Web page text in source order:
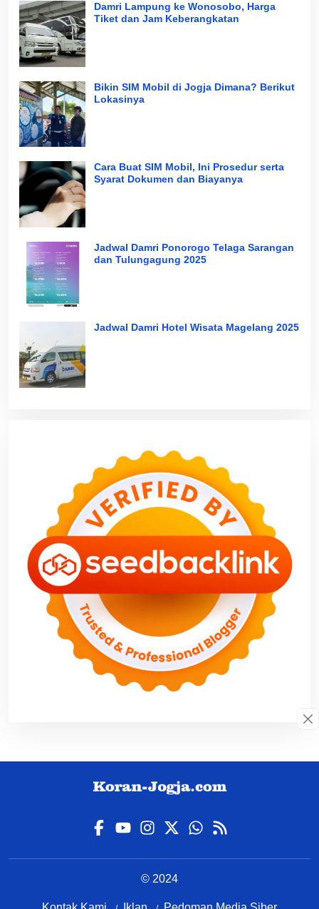
Damri Lampung ke Wonosobo, Harga
Tiket dan Jam Keberangkatan
Bikin SIM Mobil di Jogja Dimana? Berikut
Lokasinya
Cara Buat SIM Mobil, Ini Prosedur serta
Syarat Dokumen dan Biayanya
Jadwal Damri Ponorogo Telaga Sarangan
dan Tulungagung 2025
Jadwal Damri Hotel Wisata Magelang 2025
© 2024